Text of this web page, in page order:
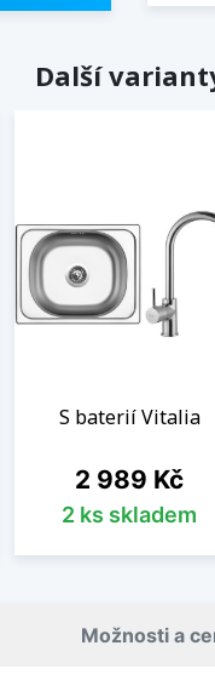
Další
S baterií Vitalia
Cena
2 989 Kč
2 ks skladem
Možnosti a